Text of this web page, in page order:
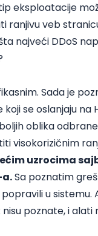
eksploatacije
ranjivu veb
najveći DDoS
Sada je
se oslanjaju na
oblika
visokorizičnim
uzrocima
Sa poznatim
u
poznate, i